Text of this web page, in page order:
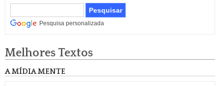
Pesquisa personalizada
Melhores Textos
A MÍDIA MENTE